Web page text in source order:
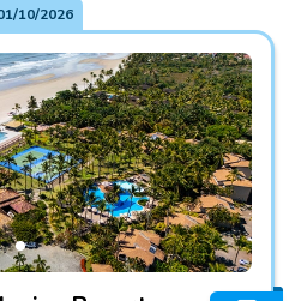
10/2026